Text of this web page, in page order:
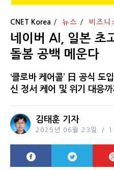
CNET Korea 뉴스 비즈니
네이버 AI, 일본 초
돌봄 공백 메운다
‘클로바 케어콜’ 日 공식
신 정서 케어 및 위기 대응까
김태훈 기자
2025년 06월 23일